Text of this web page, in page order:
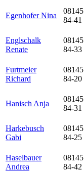
Egenhofer Nina
08145
84-41
Englschalk
Renate
08145
84-33
Furtmeier
Richard
08145
84-20
Hanisch Anja
08145
84-31
Harkebusch
Gabi
08145
84-25
Haselbauer
Andrea
08145
84-42